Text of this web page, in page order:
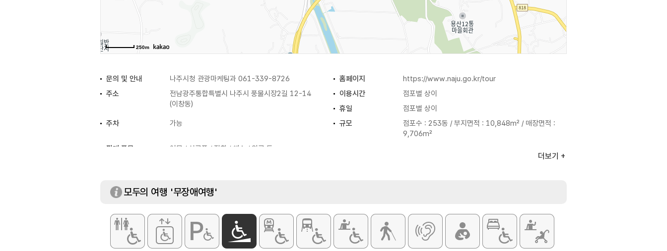
250m
문의 및 안내 나주시청 관광마케팅과 061-339-8726 홈페이지
https://www.naju.go.kr/tour
주소
전남광주통합특별시 나주시 풍물시장2길 12-14
(이창동)
이용시간
점포별 상이
휴일
점포별 상이
주차
가능 규모
점포수 : 253동 / 부지면적 : 10,848m² / 매장면적 :
9,706m²
판매 품목
어물 / 식료품 / 잡화 / 채소 / 의류 등
더보기
모두의 여행 '무장애여행'